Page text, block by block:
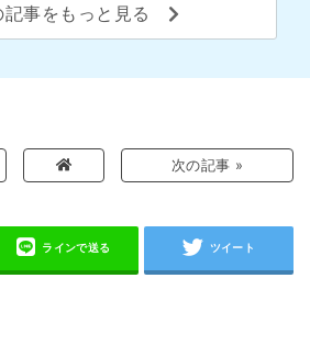
事をもっと見る
次の記事 »